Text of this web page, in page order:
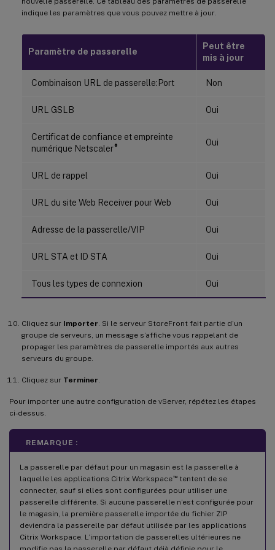
indique les paramètres que vous pouvez mettre à jour.
Paramètre de passerelle
Peut être
mis à jour
Combinaison URL de passerelle:Port Non
URL GSLB Oui
Certificat de confiance et empreinte
numérique Netscaler® Oui
URL de rappel Oui
URL du site Web Receiver pour Web Oui
Adresse de la passerelle/VIP Oui
URL STA et ID STA Oui
Tous les types de connexion Oui
Cliquez sur Importer . Si le serveur StoreFront fait partie d’un
groupe de serveurs, un message s’affiche vous rappelant de
propager les paramètres de passerelle importés aux autres
serveurs du groupe.
Cliquez sur Terminer
Pour importer une autre configuration de vServer, répétez les étapes
ci-dessus.
REMARQUE :
La passerelle par défaut pour un magasin est la passerelle à
laquelle les applications Citrix Workspace™tentent de se
connecter, sauf si elles sont configurées pour utiliser une
passerelle différente. Si aucune passerelle n’est configurée pour
le magasin, la première passerelle importée du fichier ZIP
deviendra la passerelle par défaut utilisée par les applications
Citrix Workspace. L’importation de passerelles ultérieures ne